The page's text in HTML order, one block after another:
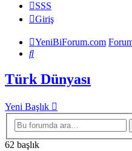
SSS
Giriş
YeniBiForum.com
Ara
Türk Dünyası
Yeni Başlık
62 başlık